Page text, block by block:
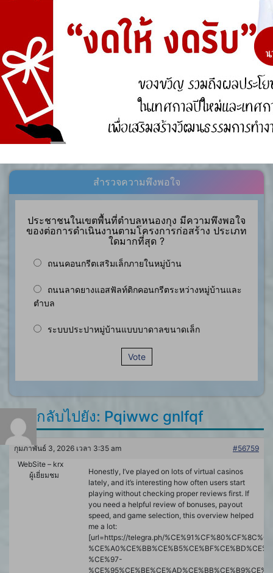
การจัดการความรู้ (KM)
องค์ความรู้ที่สนับสนุน วิสัยทัศน์ พันธกิจ ยุทธศาสตร์
ขององค์กร
องค์ความรู้จากประสบการณ์ที่องค์กรได้สั่งสมมา
องค์ความรู้ที่ใช้แก้ไขปัญหาที่องค์กรประสบอยู่ใน
ปัจจุบัน
องค์ความรู้อื่นๆ ที่เกี่ยวข้องกับการพัฒนาองค์กร
สำรวจความพึงพอใจ
ประชาชนในเขตพื้นที่ตำบลหนองกุง มีความพึงพอใจ
ของต่อการดำเนินงานตามโครงการก่อสร้าง ประเภท
ใดมากที่สุด ?
ถนนคอนกรีตเสริมเล็กภายในหมู่บ้าน
ถนนลาดยางแอสฟัลท์ติกคอนกรีตระหว่างหมู่บ้านและ
ตำบล
ระบบประปาหมู่บ้านแบบบาดาลขนาดเล็ก
Vote
ตอบกลับไปยัง: Pqiwwc gnlfqf
กุมภาพันธ์ 3, 2026 เวลา 3:35 am
#56759
WebSite – krx
ผู้เยี่ยมชม
Honestly, I’ve played on lots of virtual casinos
lately, and it’s interesting how often users start
playing without checking proper reviews first. If
you need a helpful review of bonuses, payout
speed, and game selection, this overview helped
me a lot:
[url=https://telegra.ph/
%CE%97-